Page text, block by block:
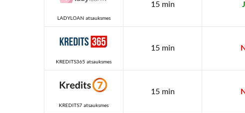
LADYLOAN atsauksmes
15 min
KREDITS365 atsauksmes
15 min
KREDITS7 atsauksmes
15 min